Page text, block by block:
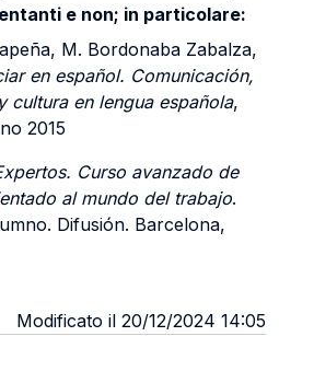
e non; in particolare:
M. Bordonaba Zabalza,
en español. Comunicación,
cultura en lengua española,
2015
Curso avanzado de
al mundo del trabajo.
Difusión. Barcelona,
Modificato il 20/12/2024 14:05